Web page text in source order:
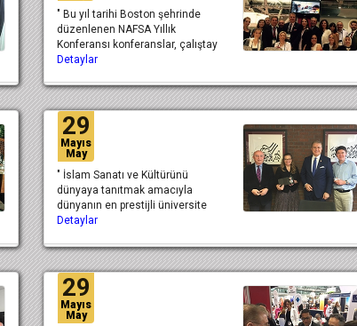
" Bu yıl tarihi Boston şehrinde
düzenlenen NAFSA Yıllık
Konferansı konferanslar, çalıştay
Detaylar
29
Mayıs
May
" İslam Sanatı ve Kültürünü
dünyaya tanıtmak amacıyla
dünyanın en prestijli üniversite
Detaylar
29
Mayıs
May